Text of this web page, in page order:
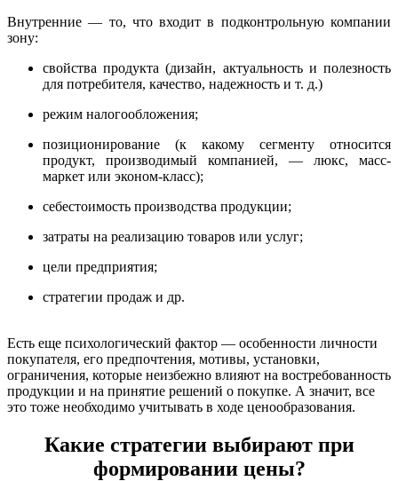
Внутренние — то, что входит в подконтрольную компании
зону:
свойства продукта (дизайн, актуальность и полезность
для потребителя, качество, надежность и т. д.)
режим налогообложения;
позиционирование (к какому сегменту относится
продукт, производимый компанией, — люкс, масс-
маркет или эконом-класс);
себестоимость производства продукции;
затраты на реализацию товаров или услуг;
цели предприятия;
стратегии продаж и др.
Есть еще психологический фактор — особенности личности
покупателя, его предпочтения, мотивы, установки,
ограничения, которые неизбежно влияют на востребованность
продукции и на принятие решений о покупке. А значит, все
это тоже необходимо учитывать в ходе ценообразования.
Какие стратегии выбирают при
формировании цены?